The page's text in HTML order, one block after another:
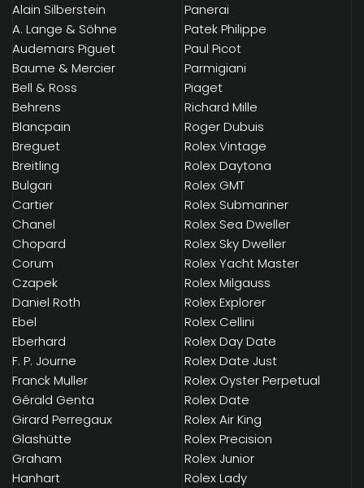
Alain Silberstein
A. Lange & Söhne
Audemars Piguet
Baume & Mercier
Bell & Ross
Behrens
Blancpain
Breguet
Breitling
Bulgari
Cartier
Chanel
Chopard
Corum
Czapek
Daniel Roth
Ebel
Eberhard
F. P. Journe
Franck Muller
Gérald Genta
Girard Perregaux
Glashütte
Graham
Hanhart
Panerai
Patek Philippe
Paul Picot
Parmigiani
Piaget
Richard Mille
Roger Dubuis
Rolex Vintage
Rolex Daytona
Rolex GMT
Rolex Submariner
Rolex Sea Dweller
Rolex Sky Dweller
Rolex Yacht Master
Rolex Milgauss
Rolex Explorer
Rolex Cellini
Rolex Day Date
Rolex Date Just
Rolex Oyster Perpetual
Rolex Date
Rolex Air King
Rolex Precision
Rolex Junior
Rolex Lady